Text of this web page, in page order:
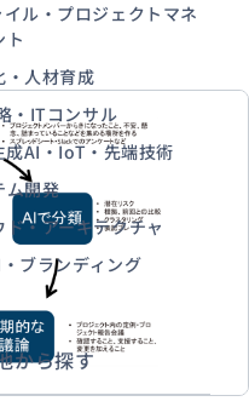
お問い合わせ
イル・プロジェクトマネ
ト
・人材育成
・ITコンサル
成AI・IoT・先端技術
ム開発
ド・アーキテクチャ
ブランディング
から探す